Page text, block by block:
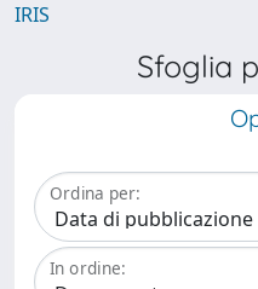
IRIS
Sfoglia
Ordina per:
In ordine: